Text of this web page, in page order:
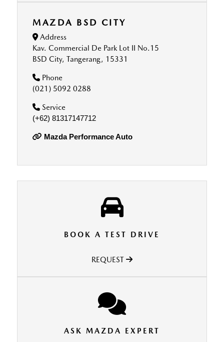
MAZDA BSD CITY
Address
Kav. Commercial De Park Lot II No.15
BSD City, Tangerang, 15331
Phone
(021) 5092 0288
Service
(+62) 81317147712
Mazda Performance Auto
BOOK A TEST DRIVE
REQUEST
ASK MAZDA EXPERT